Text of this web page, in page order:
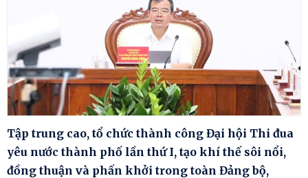
Tập trung cao, tổ chức thành công Đại hội Thi đua
yêu nước thành phố lần thứ I, tạo khí thế sôi nổi,
đồng thuận và phấn khởi trong toàn Đảng bộ,